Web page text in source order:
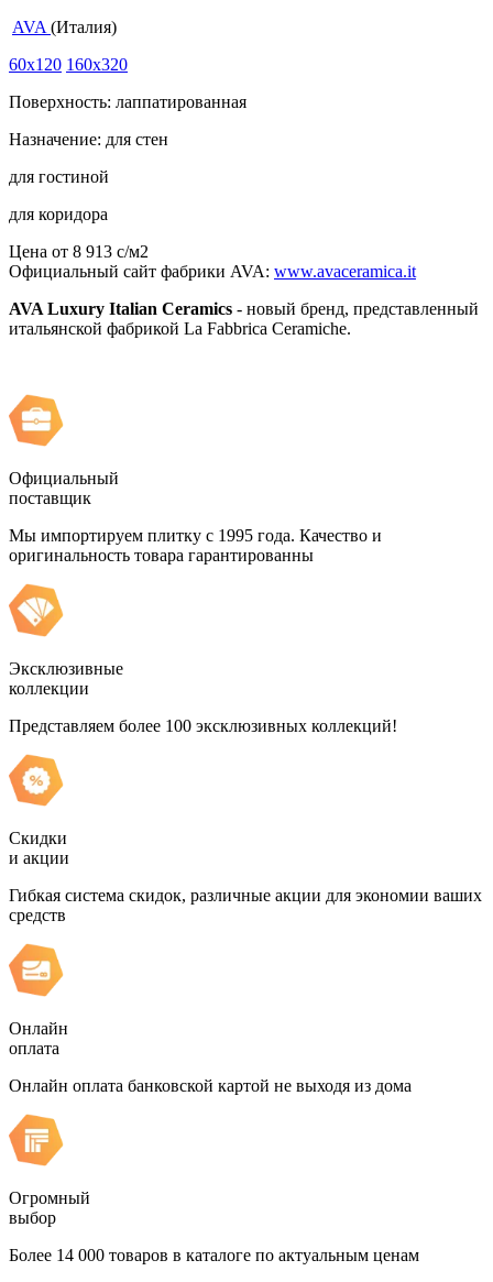
AVA (Италия)
60x120 160x320
Поверхность: лаппатированная
Назначение: для стен
для гостиной
для коридора
Цена от 8 913 c/м2
Официальный сайт фабрики AVA: www.avaceramica.it
AVA Luxury Italian Ceramics - новый бренд, представленный
итальянской фабрикой La Fabbrica Ceramiche.
Официальный
поставщик
Мы импортируем плитку с 1995 года. Качество и
оригинальность товара гарантированны
Эксклюзивные
коллекции
Представляем более 100 эксклюзивных коллекций!
Скидки
и акции
Гибкая система скидок, различные акции для экономии ваших
средств
Онлайн
оплата
Онлайн оплата банковской картой не выходя из дома
Огромный
выбор
Более 14 000 товаров в каталоге по актуальным ценам